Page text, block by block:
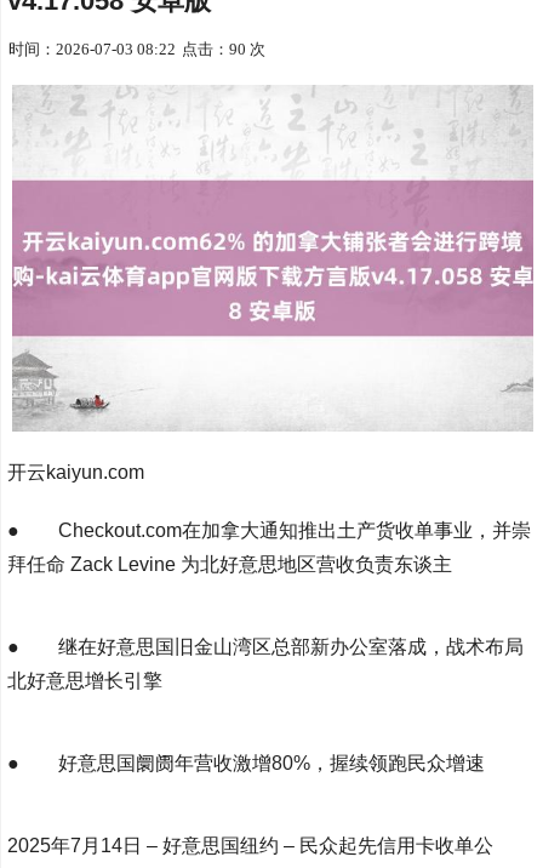
时间：2026-07-03 08:22 点击：90 次
开云kaiyun.com
● Checkout.com在加拿大通知推出土产货收单事业，并崇
拜任命 Zack Levine 为北好意思地区营收负责东谈主
● 继在好意思国旧金山湾区总部新办公室落成，战术布局
北好意思增长引擎
● 好意思国阛阓年营收激增80%，握续领跑民众增速
2025年7月14日 – 好意思国纽约 – 民众起先信用卡收单公